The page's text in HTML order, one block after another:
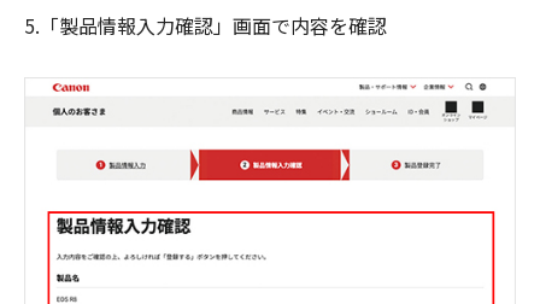
5.「製品情報入力確認」画面で内容を確認